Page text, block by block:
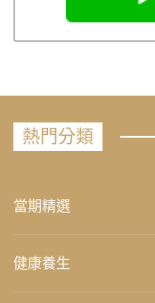
熱門分類
當期精選
健康養生